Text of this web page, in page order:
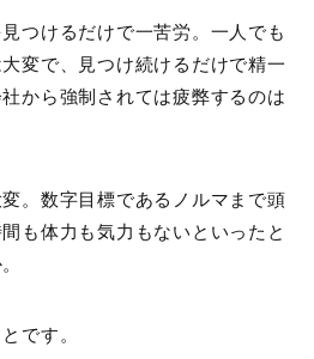
つけるだけで一苦労。一人でも
変で、見つけ続けるだけで精一
から強制されては疲弊するのは
。数字目標であるノルマまで頭
も体力も気力もないといったと
です。